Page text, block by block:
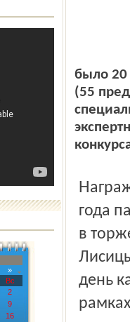
»
Вс
2
9
16
было 20
(55
Награждение лауреатов и дипломантов конкурса 2002
года
в
день